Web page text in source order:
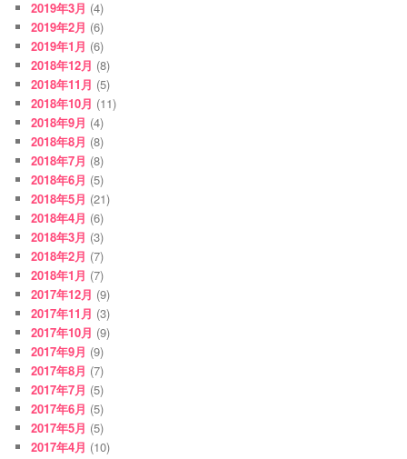
2019年3月 (4)
2019年2月 (6)
2019年1月 (6)
2018年12月 (8)
2018年11月 (5)
2018年10月 (11)
2018年9月 (4)
2018年8月 (8)
2018年7月 (8)
2018年6月 (5)
2018年5月 (21)
2018年4月 (6)
2018年3月 (3)
2018年2月 (7)
2018年1月 (7)
2017年12月 (9)
2017年11月 (3)
2017年10月 (9)
2017年9月 (9)
2017年8月 (7)
2017年7月 (5)
2017年6月 (5)
2017年5月 (5)
2017年4月 (10)